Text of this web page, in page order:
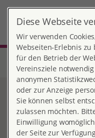
Start Nordrhein-Westfalen
Prävention sexualisierter
Prävention sexualisierter
Gewalt
Diese Webseite
Wir verwenden
Webseiten-Erlebnis zu
für den Betrieb der
Vereinsziele
anonymen
oder zur Anzeige
Sie können selbst
zulassen möchten.
Einwilligung
der Seite zur